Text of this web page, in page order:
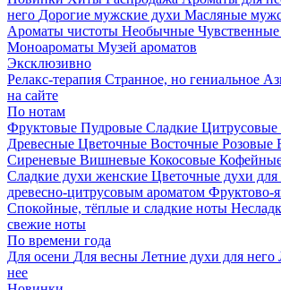
него Дорогие мужские духи Масляные
Ароматы чистоты Необычные
Моноароматы Музей ароматов
Эксклюзивно
Релакс-терапия Странное, но гениальное
на сайте
По нотам
Фруктовые Пудровые Сладкие Цитрусовые
Древесные Цветочные Восточные Розовые
Сиреневые Вишневые Кокосовые
Сладкие духи женские Цветочные духи
древесно-цитрусовым ароматом Фруктово-
Спокойные, тёплые и сладкие ноты
свежие ноты
По времени года
Для осени Для весны Летние духи для него
нее